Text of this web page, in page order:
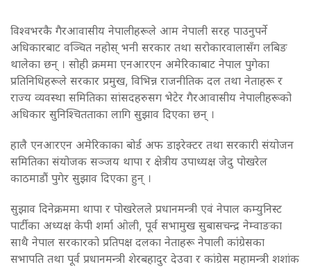
विश्वभरकै गैरआवासीय नेपालीहरूले आम नेपाली सरह पाउनुपर्ने
अधिकारबाट वञ्चित नहोस् भनी सरकार तथा सरोकारवालासँग लबिङ
थालेका छन् । सोही क्रममा एनआरएन अमेरिकाबाट नेपाल पुगेका
प्रतिनिधिहरूले सरकार प्रमुख, विभिन्न राजनीतिक दल तथा नेताहरू र
राज्य व्यवस्था समितिका सांसदहरुसग भेटेर गैरआवासीय नेपालीहरूको
अधिकार सुनिश्चितताका लागि सुझाव दिएका छन् ।
हालै एनआरएन अमेरिकाका बोर्ड अफ डाइरेक्टर तथा सरकारी संयोजन
समितिका संयोजक सञ्जय थापा र क्षेत्रीय उपाध्यक्ष जेदु पोखरेल
काठमाडौं पुगेर सुझाव दिएका हुन् ।
सुझाव दिनेक्रममा थापा र पोखरेलले प्रधानमन्त्री एवं नेपाल कम्युनिस्ट
पार्टीका अध्यक्ष केपी शर्मा ओली, पूर्व सभामुख सुबासचन्द्र नेम्वाङका
साथै नेपाल सरकारको प्रतिपक्ष दलका नेताहरू नेपाली कांंग्रेसका
सभापति तथा पूर्व प्रधानमन्त्री शेरबहादुर देउवा र कांग्रेस महामन्त्री शशांक